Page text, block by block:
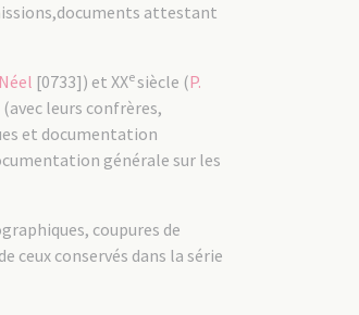
attestant
[0733]) et XXesiècle (P.
leurs confrères,
et documentation
générale sur les
coupures de
ceux conservés dans la série